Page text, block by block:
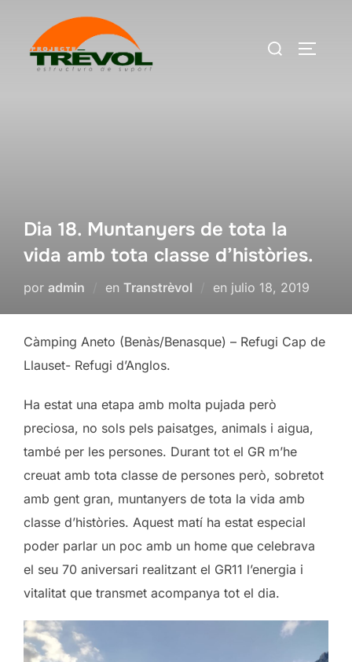
contenido
Buscar:
Dia 18. Muntanyers de tota la
vida amb tota classe d’històries.
por admin en Transtrèvol en Publicado
julio 18, 2019
Càmping Aneto (Benàs/Benasque) – Refugi Cap de
Llauset- Refugi d’Anglos.
Ha estat una etapa amb molta pujada però
preciosa, no sols pels paisatges, animals i aigua,
també per les persones. Durant tot el GR m’he
creuat amb tota classe de persones però, sobretot
amb gent gran, muntanyers de tota la vida amb
classe d’històries. Aquest matí ha estat especial
poder parlar un poc amb un home que celebrava
el seu 70 aniversari realitzant el GR11 l’energia i
vitalitat que transmet acompanya tot el dia.